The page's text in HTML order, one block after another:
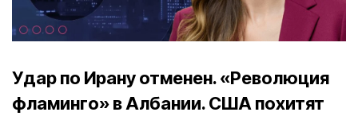
Удар по Ирану отменен. «Революция
фламинго» в Албании. США похитят